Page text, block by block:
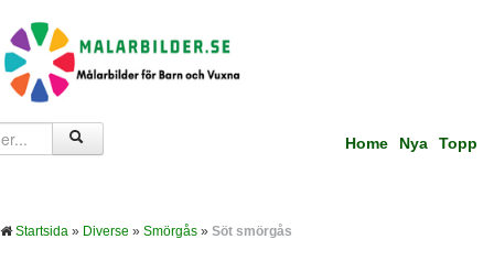
Home Nya Topp
Startsida » Diverse » Smörgås » Söt smörgås